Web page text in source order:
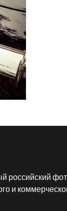
российский
и